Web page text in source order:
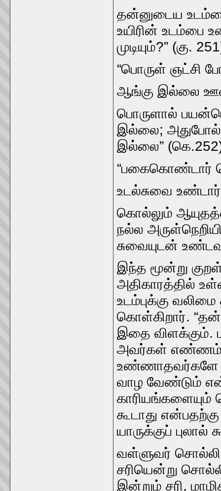
தன்னுடைய
உயிரின்‌ உடம்பை
முடியும்‌?” (கு.
“பொருள்‌ ஞட்சி
ஆங்கு இல்லை
பொருளால்‌
இல்லை;
இல்லை”
“பகைகொண்டார்‌
உடல்சுவை
கொல்லும்‌
நல்ல
சுவையுடன்‌
இந்த மூன்று
அதிகாரத்தில்‌
உடம்புக்கு
கொள்கிறார்‌. “தன்‌
இதை விளக்கும்‌.
அவர்கள்‌ எண்ணம்‌
உண்ணாதவர்களே
வாழ வேண்டும்‌
கூடாது
யாருக்குப்‌ புலால்‌
வள்ளுவர்‌
சரியென்று
இன்றும்‌ சரி,